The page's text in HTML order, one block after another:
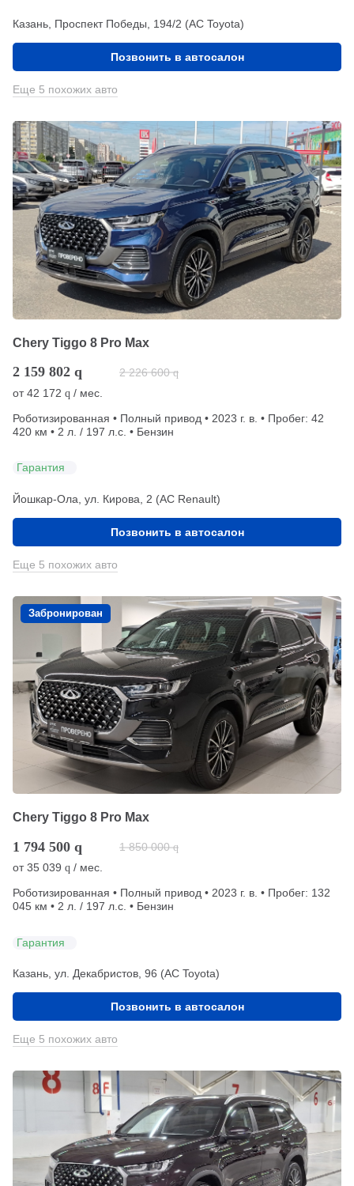
Казань, Проспект Победы, 194/2 (АС Toyota)
Позвонить в автосалон
Еще 5 похожих авто
Chery Tiggo 8 Pro Max
2 159 802 q 2 226 600 q
от42 172 q / мес.
Роботизированная • Полный привод • 2023 г. в. • Пробег: 42
420 км • 2 л. / 197 л.с. • Бензин
Гарантия
Йошкар-Ола, ул. Кирова, 2 (АС Renault)
Позвонить в автосалон
Еще 5 похожих авто
Забронирован
Chery Tiggo 8 Pro Max
1 794 500 q 1 850 000 q
от35 039 q / мес.
Роботизированная • Полный привод • 2023 г. в. • Пробег: 132
045 км • 2 л. / 197 л.с. • Бензин
Гарантия
Казань, ул. Декабристов, 96 (АС Toyota)
Позвонить в автосалон
Еще 5 похожих авто